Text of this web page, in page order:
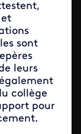
sont
leurs
collège
pour